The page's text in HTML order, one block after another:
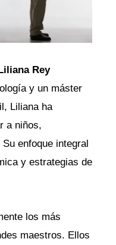
Rey
y un máster
Liliana ha
a niños,
enfoque integral
y estrategias de
los más
maestros. Ellos